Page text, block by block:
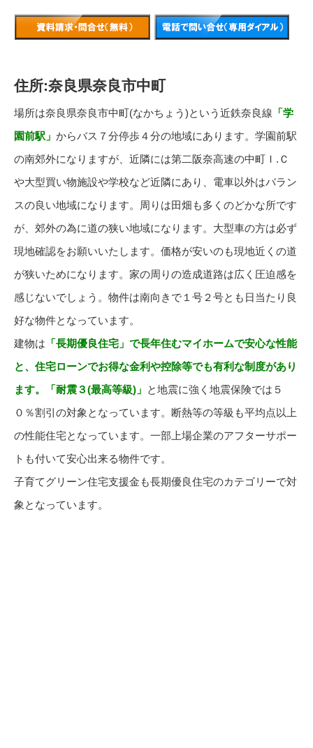
住所:奈良県奈良市中町
場所は奈良県奈良市中町(なかちょう)という近鉄奈良線 「学
園前駅」 からバス７分停歩４分の地域にあります。学園前駅
の南郊外になりますが、近隣には第二阪奈高速の中町Ｉ.Ｃ
や大型買い物施設や学校など近隣にあり、電車以外はバラン
スの良い地域になります。周りは田畑も多くのどかな所です
が、郊外の為に道の狭い地域になります。大型車の方は必ず
現地確認をお願いいたします。価格が安いのも現地近くの道
が狭いためになります。家の周りの造成道路は広く圧迫感を
感じないでしょう。物件は南向きで１号２号とも日当たり良
好な物件となっています。
建物は 「長期優良住宅」で長年住むマイホームで安心な性能
と、住宅ローンでお得な金利や控除等でも有利な制度があり
ます。「耐震３(最高等級)」 と地震に強く地震保険では５
０％割引の対象となっています。断熱等の等級も平均点以上
の性能住宅となっています。一部上場企業のアフターサポー
トも付いて安心出来る物件です。
子育てグリーン住宅支援金も長期優良住宅のカテゴリーで対
象となっています。